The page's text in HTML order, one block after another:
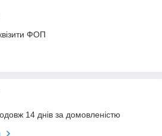
ФОП
14 днів за домовленістю